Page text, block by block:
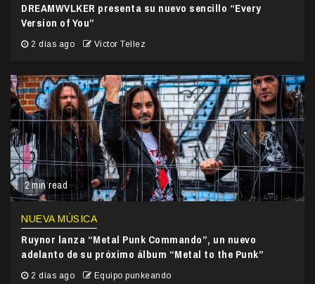
DREAMWVLKER presenta su nuevo sencillo “Every
Version of You”
2 días ago Victor Tellez
2 min read
NUEVA MÚSICA
Ruynor lanza “Metal Punk Commando”, un nuevo
adelanto de su próximo álbum “Metal to the Punk”
2 días ago Equipo punkeando